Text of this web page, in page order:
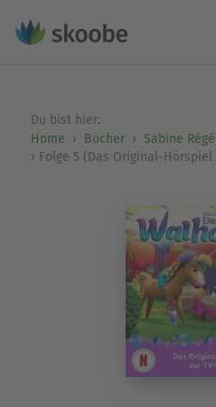
Du bist hier:
Home
Bücher
Sabine
Folge 5 (Das Original-Hörspiel